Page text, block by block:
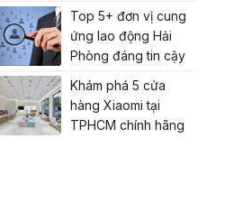
Top 5+ đơn vị cung
ứng lao động Hải
Phòng đáng tin cậy
Khám phá 5 cửa
hàng Xiaomi tại
TPHCM chính hãng